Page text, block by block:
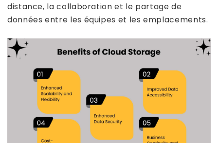
distance, la collaboration et le partage de
données entre les équipes et les emplacements.